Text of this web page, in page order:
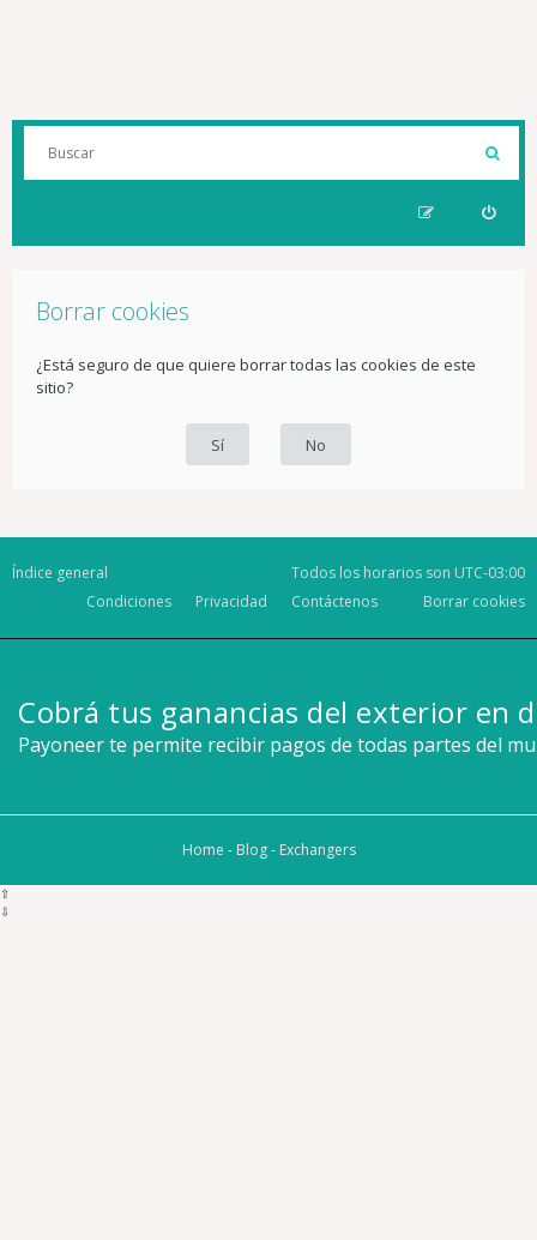
Borrar cookies
¿Está seguro de que quiere borrar todas las cookies de este
sitio?
Índice general Todos los horarios son UTC-03:00
Borrar cookies
Contáctenos
Privacidad
Condiciones
Cobrá tus ganancias del exterior en
Payoneer te permite recibir pagos de todas partes del
Home - Blog- Exchangers
⇧
⇩